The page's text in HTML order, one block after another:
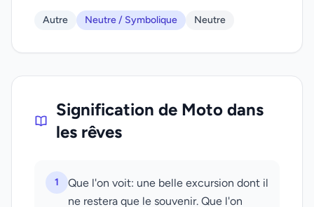
Autre Neutre / Symbolique Neutre
Signification de Moto dans
les rêves
1
Que l'on voit: une belle excursion dont il
ne restera que le souvenir. Que l'on